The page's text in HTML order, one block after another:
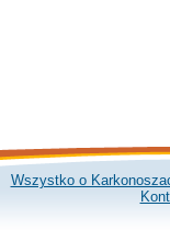
Wszystko o